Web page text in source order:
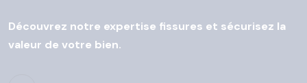
Découvrez notre expertise fissures et sécurisez la
valeur de votre bien.